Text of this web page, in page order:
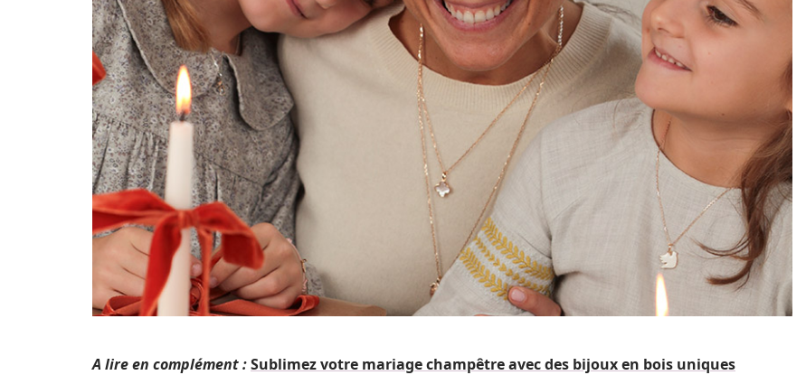
A lire en complément :Sublimez votre mariage champêtre avec des bijoux en bois uniques